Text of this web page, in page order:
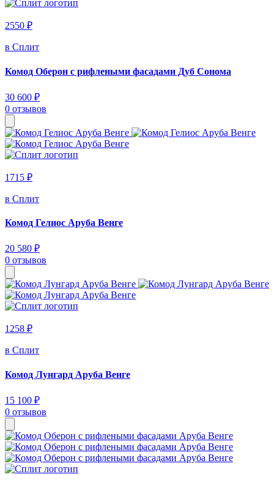
2550 ₽
в Сплит
Комод Оберон с рифлеными фасадами Дуб Сонома
30 600 ₽
0 отзывов
1715 ₽
в Сплит
Комод Гелиос Аруба Венге
20 580 ₽
0 отзывов
1258 ₽
в Сплит
Комод Лунгард Аруба Венге
15 100 ₽
0 отзывов